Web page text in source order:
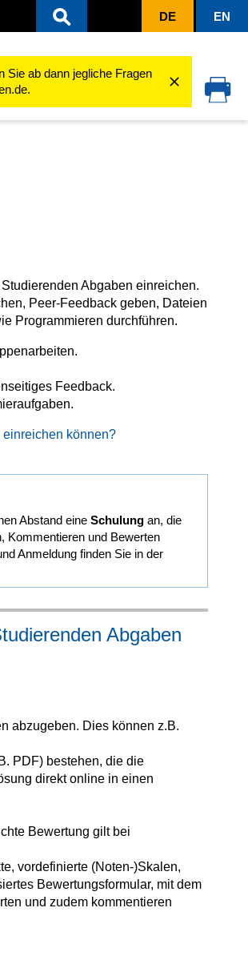
DE EN
Sie ab dann jegliche Fragen
reichen Abgaben ein
Abgaben einreichen.
Peer-Feedback geben, Dateien
Programmieren durchführen.
Feedback.
können?
Abstand eineSchulung an, die
Kommentieren und Bewerten
Anmeldung finden Sie in der
Abgaben
abzugeben. Dies können z.B.
PDF) bestehen, die die
direkt online in einen
Bewertung gilt bei
vordefinierte (Noten-)Skalen,
Bewertungsformular, mit dem
und zudem kommentieren